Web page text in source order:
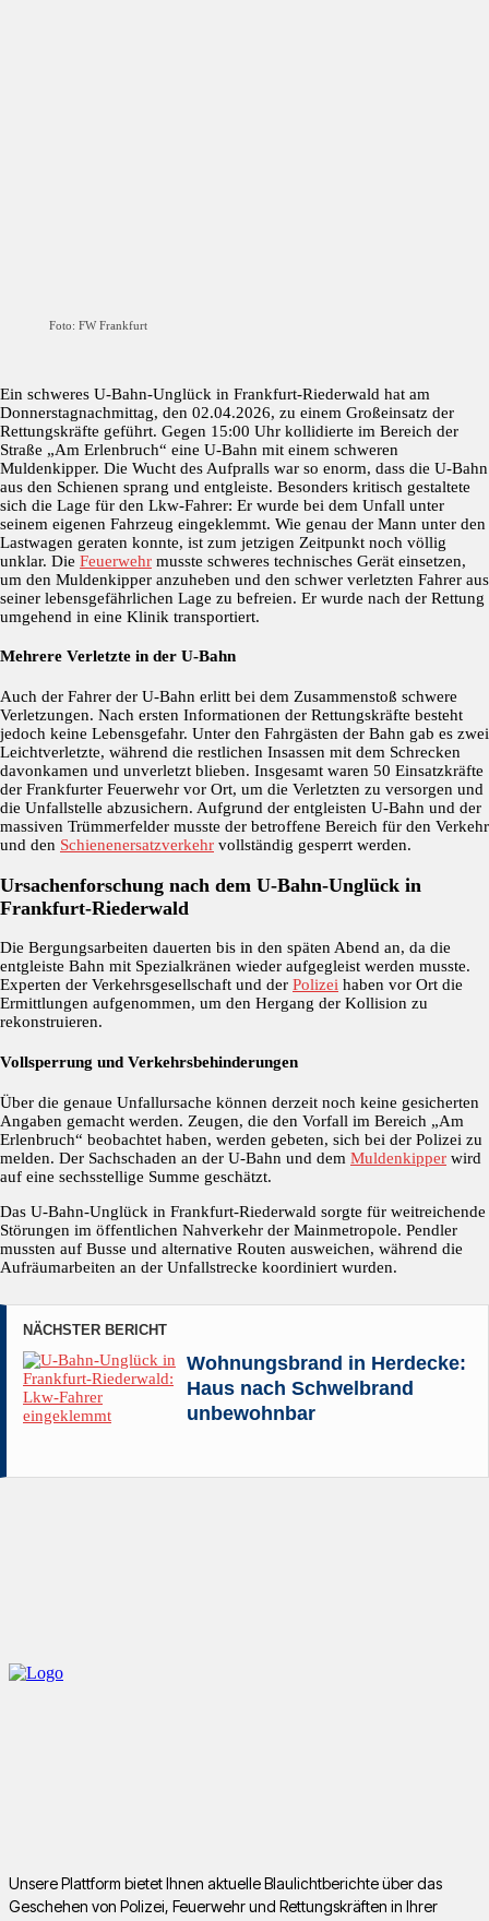
Foto: FW Frankfurt
Ein schweres U-Bahn-Unglück in Frankfurt-Riederwald hat am
Donnerstagnachmittag, den 02.04.2026, zu einem Großeinsatz der
Rettungskräfte geführt. Gegen 15:00 Uhr kollidierte im Bereich der
Straße „Am Erlenbruch“ eine U-Bahn mit einem schweren
Muldenkipper. Die Wucht des Aufpralls war so enorm, dass die U-Bahn
aus den Schienen sprang und entgleiste. Besonders kritisch gestaltete
sich die Lage für den Lkw-Fahrer: Er wurde bei dem Unfall unter
seinem eigenen Fahrzeug eingeklemmt. Wie genau der Mann unter den
Lastwagen geraten konnte, ist zum jetzigen Zeitpunkt noch völlig
unklar. Die Feuerwehr musste schweres technisches Gerät einsetzen,
um den Muldenkipper anzuheben und den schwer verletzten Fahrer aus
seiner lebensgefährlichen Lage zu befreien. Er wurde nach der Rettung
umgehend in eine Klinik transportiert.
Mehrere Verletzte in der U-Bahn
Auch der Fahrer der U-Bahn erlitt bei dem Zusammenstoß schwere
Verletzungen. Nach ersten Informationen der Rettungskräfte besteht
jedoch keine Lebensgefahr. Unter den Fahrgästen der Bahn gab es zwei
Leichtverletzte, während die restlichen Insassen mit dem Schrecken
davonkamen und unverletzt blieben. Insgesamt waren 50 Einsatzkräfte
der Frankfurter Feuerwehr vor Ort, um die Verletzten zu versorgen und
die Unfallstelle abzusichern. Aufgrund der entgleisten U-Bahn und der
massiven Trümmerfelder musste der betroffene Bereich für den Verkehr
und den Schienenersatzverkehr vollständig gesperrt werden.
Ursachenforschung nach dem U-Bahn-Unglück in
Frankfurt-Riederwald
Die Bergungsarbeiten dauerten bis in den späten Abend an, da die
entgleiste Bahn mit Spezialkränen wieder aufgegleist werden musste.
Experten der Verkehrsgesellschaft und der Polizei haben vor Ort die
Ermittlungen aufgenommen, um den Hergang der Kollision zu
rekonstruieren.
Vollsperrung und Verkehrsbehinderungen
Über die genaue Unfallursache können derzeit noch keine gesicherten
Angaben gemacht werden. Zeugen, die den Vorfall im Bereich „Am
Erlenbruch“ beobachtet haben, werden gebeten, sich bei der Polizei zu
melden. Der Sachschaden an der U-Bahn und dem Muldenkipper wird
auf eine sechsstellige Summe geschätzt.
Das U-Bahn-Unglück in Frankfurt-Riederwald sorgte für weitreichende
Störungen im öffentlichen Nahverkehr der Mainmetropole. Pendler
mussten auf Busse und alternative Routen ausweichen, während die
Aufräumarbeiten an der Unfallstrecke koordiniert wurden.
NÄCHSTER BERICHT
Wohnungsbrand in Herdecke:
Haus nach Schwelbrand
unbewohnbar
Unsere Plattform bietet Ihnen aktuelle Blaulichtberichte über das
Geschehen von Polizei, Feuerwehr und Rettungskräften in Ihrer